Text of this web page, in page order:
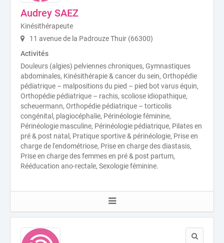
Audrey SAEZ
Kinésithérapeute
11 avenue de la Padrouze Thuir (66300)
Activités
Douleurs (algies) pelviennes chroniques, Gymnastiques
abdominales, Kinésithérapie & cancer du sein, Orthopédie
pédiatrique – malpositions du pied – pied bot varus équin,
Orthopédie pédiatrique – rachis, scoliose idiopathique,
scheuermann, Orthopédie pédiatrique – torticolis
congénital, plagiocéphalie, Périnéologie féminine,
Périnéologie masculine, Périnéologie pédiatrique, Pilates en
pré & post natal, Pratique sportive & périnéologie, Prise en
charge de l'endométriose, Prise en charge des diastasis,
Prise en charge des femmes en pré & post partum,
Rééducation ano-rectale, Sexologie féminine.